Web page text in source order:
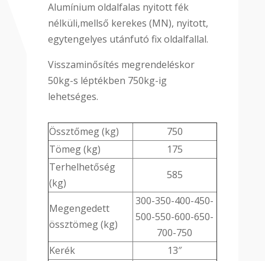
Alumínium oldalfalas nyitott fék
nélküli,mellső kerekes (MN), nyitott,
egytengelyes utánfutó fix oldalfallal.
Visszaminősítés megrendeléskor
50kg-s léptékben 750kg-ig
lehetséges.
Össztőmeg (kg)
750
Tömeg (kg)
175
Terhelhetőség
(kg)
585
Megengedett
össztömeg (kg)
300-350-400-450-
500-550-600-650-
700-750
Kerék
13″